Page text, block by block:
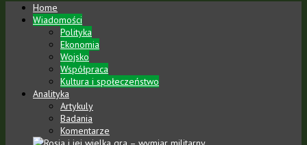
Home
Wiadomości
Polityka
Ekonomia
Wojsko
Współpraca
Kultura i społeczeństwo
Analityka
Artykuly
Badania
Komentarze